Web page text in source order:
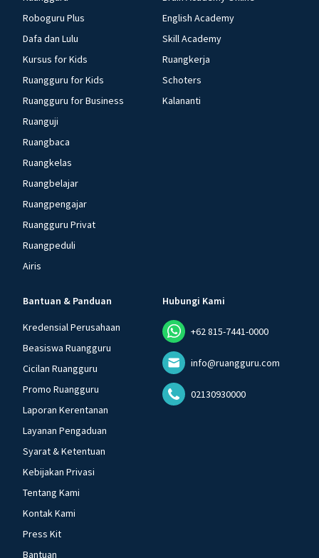
Roboguru Plus
Dafa dan Lulu
Kursus for Kids
Ruangguru for Kids
Ruangguru for Business
Ruanguji
Ruangbaca
Ruangkelas
Ruangbelajar
Ruangpengajar
Ruangguru Privat
Ruangpeduli
Airis
English Academy
Skill Academy
Ruangkerja
Schoters
Kalananti
Bantuan & Panduan
Kredensial Perusahaan
Beasiswa Ruangguru
Cicilan Ruangguru
Promo Ruangguru
Laporan Kerentanan
Layanan Pengaduan
Syarat & Ketentuan
Kebijakan Privasi
Tentang Kami
Kontak Kami
Press Kit
Bantuan
Hubungi Kami
+62 815-7441-0000
info@ruangguru.com
02130930000